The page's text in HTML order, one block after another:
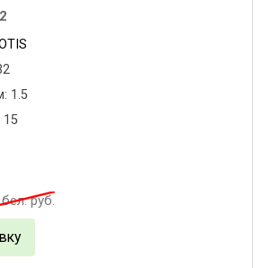
1.5
15
руб.